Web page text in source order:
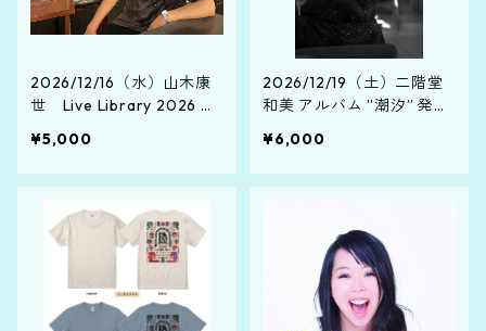
2026/12/16（水）山木康
世 Live Library 2026 ～
as～（那覇・SOUND
M'S）
¥5,000
2026/12/19（土）二階堂
和美 アルバム ”潮汐” 発売
【一般チケット】
¥6,000